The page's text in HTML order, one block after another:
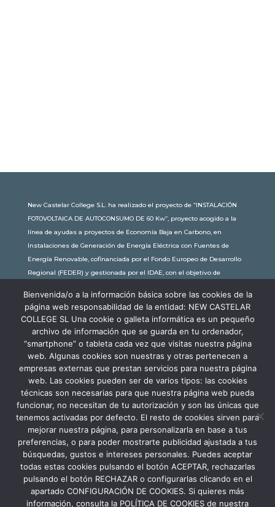
New Castelar College S.L. ha realizado el proyecto de “INSTALACIÓN
FOTOVOLTAICA DE AUTOCONSUMO DE 60 Kw”, proyecto acogido a la
línea de ayudas a proyectos de Economía Baja en Carbono, en
Instalaciones de Generación de Energía Eléctrica con Fuentes de
Energía Renovable, cofinanciada por el Fondo Europeo de Desarrollo
Regional (FEDER) y gestionada por el IDAE, con el objetivo de
subvención de 30.245,63€. Con una potencia instalada de 60kW, la
comunidad educativa de New Castelar ahorra al planeta 34,79
toneladas de CO2 al año, lo que equivale a recorrer 116.677 km en coche
o plantar 116 árboles al año.
Bienvenida/o a la información básica sobre las cookies de la
página web responsabilidad de la entidad: NEW CASTELAR
COLLEGE SL Una cookie o galleta informática es un pequeño
archivo de información que se guarda en tu ordenador,
“smartphone” o tableta cada vez que visitas nuestra página
web. Algunas cookies son nuestras y otras pertenecen a
empresas externas que prestan servicios para nuestra página
web. Las cookies pueden ser de varios tipos: las cookies
técnicas son necesarias para que nuestra página web pueda
funcionar, no necesitan de tu autorización y son las únicas que
tenemos activadas por defecto. El resto de cookies sirven para
mejorar nuestra página, para personalizarla en base a tus
preferencias, o para poder mostrarte publicidad ajustada a tus
búsquedas, gustos e intereses personales. Puedes aceptar
todas estas cookies pulsando el botón ACEPTAR, rechazarlas
pulsando el botón RECHAZAR o configurarlas clicando en el
apartado CONFIGURACIÓN DE COOKIES. Si quieres más
información, consulta la POLÍTICA DE COOKIES de nuestra